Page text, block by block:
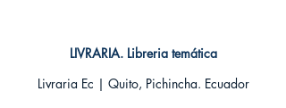
LIVRARIA. Libreria temática
Livraria Ec | Quito, Pichincha. Ecuador